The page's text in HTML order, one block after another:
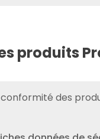
produits
des